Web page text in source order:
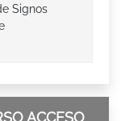
Signos